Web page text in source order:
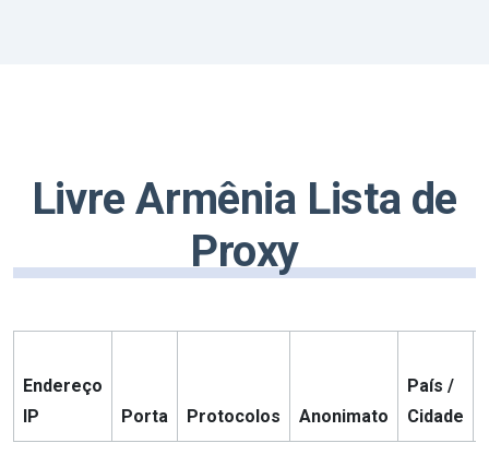
Livre Armênia Lista de
Proxy
Endereço
IP
Porta Protocolos Anonimato
País /
Cidade